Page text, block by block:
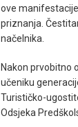
ove
priznanja.
načelnika.
Nakon prvobitno
učeniku
Turističko-
Odsjeka